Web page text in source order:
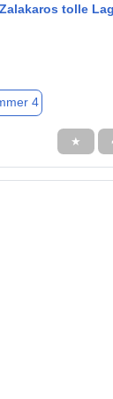
tolle
4
★